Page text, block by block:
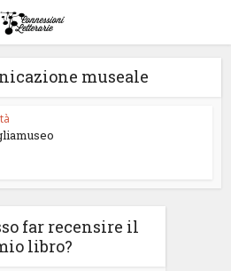
museale
far recensire il
libro?